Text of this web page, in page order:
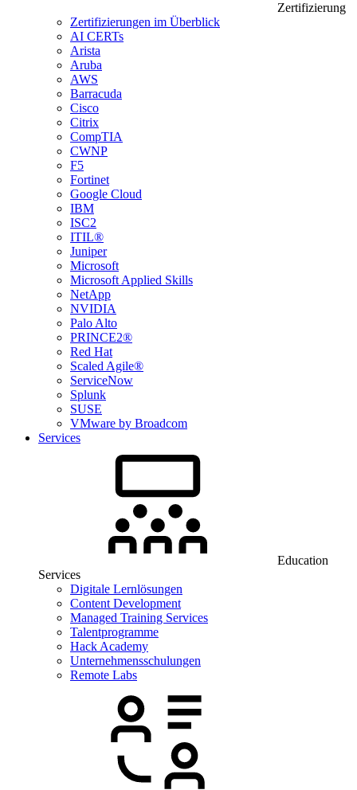
Zertifizierung
Zertifizierungen im Überblick
AI CERTs
Arista
Aruba
AWS
Barracuda
Cisco
Citrix
CompTIA
CWNP
F5
Fortinet
Google Cloud
IBM
ISC2
ITIL®
Juniper
Microsoft
Microsoft Applied Skills
NetApp
NVIDIA
Palo Alto
PRINCE2®
Red Hat
Scaled Agile®
ServiceNow
Splunk
SUSE
VMware by Broadcom
Services
Education
Services
Digitale Lernlösungen
Content Development
Managed Training Services
Talentprogramme
Hack Academy
Unternehmensschulungen
Remote Labs